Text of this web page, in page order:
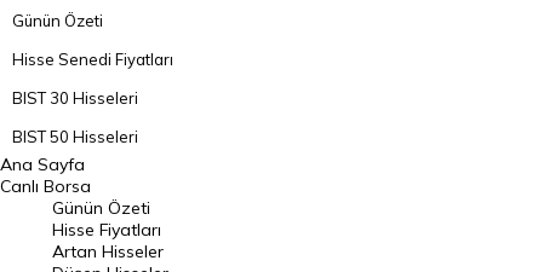
Günün Özeti
Hisse Senedi Fiyatları
BIST 30 Hisseleri
BIST 50 Hisseleri
BIST 100 Hisseleri
En Çok Artan Hisseler
En Çok Düşen Hisseler
Ana Sayfa
Canlı Borsa
Günün Özeti
Hisse Fiyatları
Artan Hisseler